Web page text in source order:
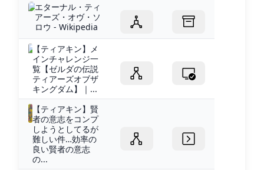
エターナル・ティ
アーズ・オヴ・ソ
ロウ - Wikipedia
【ティアキン】メ
インチャレンジ一
覧【ゼルダの伝説
ティアーズオブザ
キングダム】｜...
【ティアキン】賢
者の意志をコンプ
しようとしてるが
難しい件…効率の
良い賢者の意志
の...